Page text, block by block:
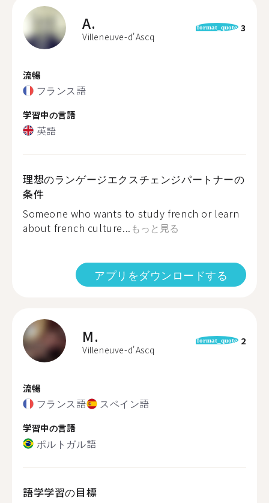
A.
Villeneuve-d'Ascq
format_quote 3
流暢
フランス語
学習中の言語
英語
理想のランゲージエクスチェンジパートナーの
条件
Someone who wants to study french or learn
about french culture... もっと見る
アプリをダウンロードする
M.
Villeneuve-d'Ascq
format_quote 2
流暢
フランス語 スペイン語
学習中の言語
ポルトガル語
語学学習の目標